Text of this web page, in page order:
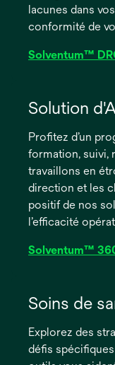
lacunes dans
conformité de
Solventum™
Solution
Profitez d’un
formation, suivi,
travaillons en
direction et les
positif de nos
l’efficacité
Solventum™
Soins de
Explorez des
défis